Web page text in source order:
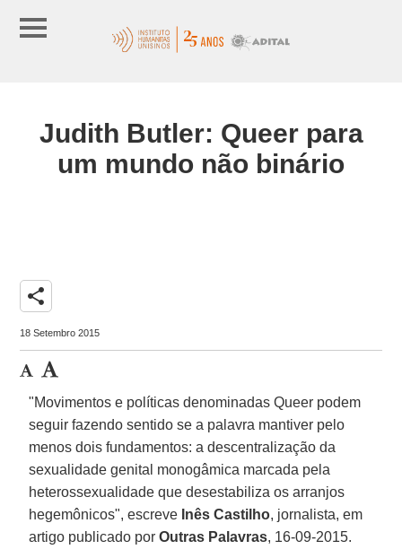
Judith Butler: Queer para
um mundo não binário
share
18 Setembro 2015
"Movimentos e políticas denominadas Queer podem
seguir fazendo sentido se a palavra mantiver pelo
menos dois fundamentos: a descentralização da
sexualidade genital monogâmica marcada pela
heterossexualidade que desestabiliza os arranjos
hegemônicos", escreve Inês Castilho, jornalista, em
artigo publicado porOutras Palavras, 16-09-2015.